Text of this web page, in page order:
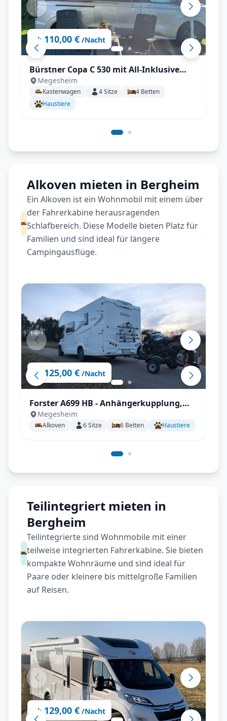
ab 110,00 € /Nacht
Bürstner Copa C 530 mit All-Inklusive
Paket, Automatikgetriebe, Aufstelldach
uvm.
Megesheim
Kastenwagen 4Sitze 4 Betten
Haustiere
Alkoven mieten in Bergheim
Ein Alkoven ist ein Wohnmobil mit einem über
der Fahrerkabine herausragenden
Schlafbereich. Diese Modelle bieten Platz für
Familien und sind ideal für längere
Campingausflüge.
ab 125,00 € /Nacht
Forster A699 HB - Anhängerkupplung,
Markise, Fahrradträger,
Fahrerhausverdunklung uvm.
Megesheim
Alkoven 6Sitze 6 Betten Haustiere
Teilintegriert mieten in
Bergheim
Teilintegrierte sind Wohnmobile mit einer
teilweise integrierten Fahrerkabine. Sie bieten
kompakte Wohnräume und sind ideal für
Paare oder kleinere bis mittelgroße Familien
auf Reisen.
ab 129,00 € /Nacht